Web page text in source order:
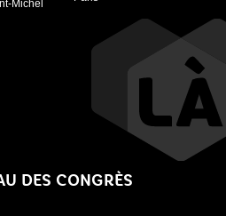
DES CONGRÈS